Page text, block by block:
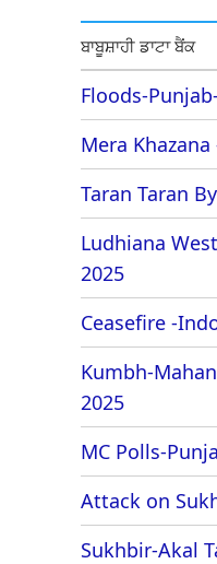
ਬਾਬੂਸ਼ਾਹੀ ਡਾਟਾ ਬੈਂਕ
Floods-
Mera Khazana
Taran Taran
Ludhiana
2025
Ceasefire -
Kumbh-
2025
MC Polls-
Attack on
Sukhbir-Akal